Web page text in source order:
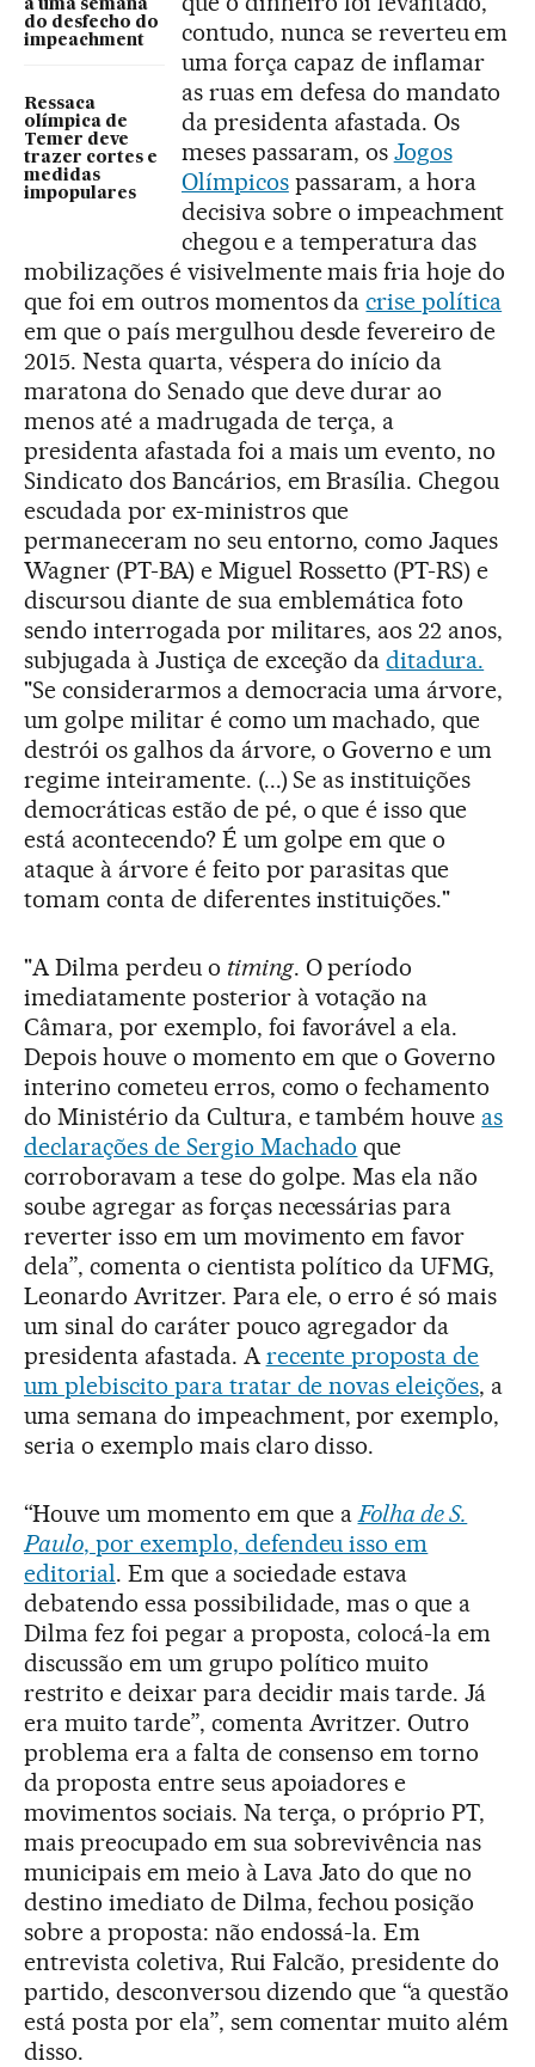
a uma semana
do desfecho do
impeachment
Ressaca
olímpica de
Temer deve
trazer cortes e
medidas
impopulares
contudo, nunca se reverteu em
uma força capaz de inflamar
as ruas em defesa do mandato
da presidenta afastada. Os
meses passaram, os Jogos
Olímpicospassaram, a hora
decisiva sobre o impeachment
chegou e a temperatura das
mobilizações é visivelmente mais fria hoje do
que foi em outros momentos dacrise política
em que o país mergulhou desde fevereiro de
2015. Nesta quarta, véspera do início da
maratona do Senado que deve durar ao
menos até a madrugada de terça, a
presidenta afastada foi a mais um evento, no
Sindicato dos Bancários, em Brasília. Chegou
escudada por ex-ministros que
permaneceram no seu entorno, como Jaques
Wagner (PT-BA) e Miguel Rossetto (PT-RS) e
discursou diante de sua emblemática foto
sendo interrogada por militares, aos 22 anos,
subjugada à Justiça de exceção daditadura.
"Se considerarmos a democracia uma árvore,
um golpe militar é como um machado, que
destrói os galhos da árvore, o Governo e um
regime inteiramente. (...) Se as instituições
democráticas estão de pé, o que é isso que
está acontecendo? É um golpe em que o
ataque à árvore é feito por parasitas que
tomam conta de diferentes instituições."
"A Dilma perdeu o timing. O período
imediatamente posterior à votação na
Câmara, por exemplo, foi favorável a ela.
Depois houve o momento em que o Governo
interino cometeu erros, como o fechamento
do Ministério da Cultura, e também houve as
declarações de Sergio Machado que
corroboravam a tese do golpe. Mas ela não
soube agregar as forças necessárias para
reverter isso em um movimento em favor
dela”, comenta o cientista político da UFMG,
Leonardo Avritzer. Para ele, o erro é só mais
um sinal do caráter pouco agregador da
presidenta afastada. Arecente proposta de
um plebiscito para tratar de novas eleições, a
uma semana do impeachment, por exemplo,
seria o exemplo mais claro disso.
“Houve um momento em que aFolha de S.
Paulo, por exemplo, defendeu isso em
editorial. Em que a sociedade estava
debatendo essa possibilidade, mas o que a
Dilma fez foi pegar a proposta, colocá-la em
discussão em um grupo político muito
restrito e deixar para decidir mais tarde. Já
era muito tarde”, comenta Avritzer. Outro
problema era a falta de consenso em torno
da proposta entre seus apoiadores e
movimentos sociais. Na terça, o próprio PT,
mais preocupado em sua sobrevivência nas
municipais em meio à Lava Jato do que no
destino imediato de Dilma, fechou posição
sobre a proposta: não endossá-la. Em
entrevista coletiva, Rui Falcão, presidente do
partido, desconversou dizendo que “a questão
está posta por ela”, sem comentar muito além
disso.